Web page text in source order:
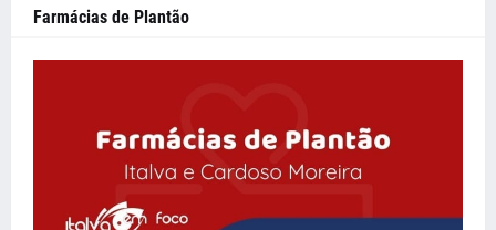
Farmácias de Plantão